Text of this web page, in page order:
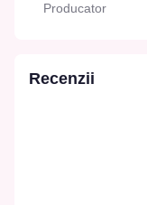
Producator
Recenzii